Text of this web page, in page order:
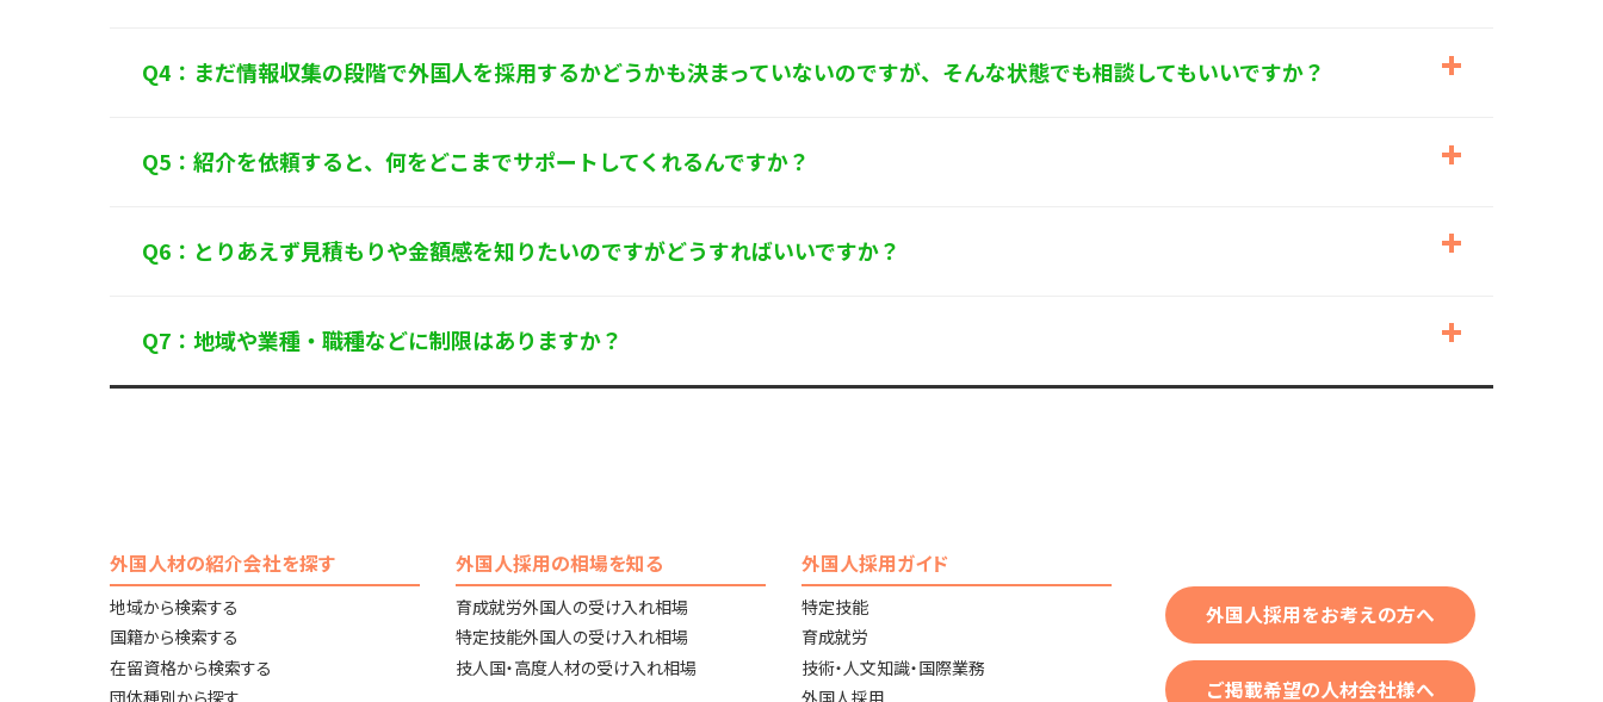
Q4：まだ情報収集の段階で外国人を採用するかどうかも決まっていないのですが、そんな状態でも相談してもいいですか？
Q5：紹介を依頼すると、何をどこまでサポートしてくれるんですか？
Q6：とりあえず見積もりや金額感を知りたいのですがどうすればいいですか？
Q7：地域や業種・職種などに制限はありますか？
外国人材の紹介会社を探す
地域から検索する
国籍から検索する
在留資格から検索する
団体種別から探す
外国人採用の相場を知る
育成就労外国人の受け入れ相場
特定技能外国人の受け入れ相場
技人国・高度人材の受け入れ相場
外国人採用ガイド
特定技能
育成就労
技術・人文知識・国際業務
外国人採用
外国人採用をお考えの方へ
ご掲載希望の人材会社様へ